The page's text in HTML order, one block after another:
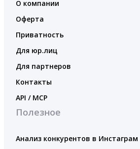
О компании
Оферта
Приватность
Для юр.лиц
Для партнеров
Контакты
API / MCP
Полезное
Анализ конкурентов в Инстаграм